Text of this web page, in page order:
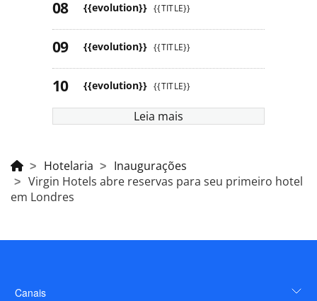
{{evolution}} {{TITLE}}
{{evolution}} {{TITLE}}
{{evolution}} {{TITLE}}
Leia mais
Hotelaria
Inaugurações
Virgin Hotels abre reservas para seu primeiro hotel
em Londres
Canais